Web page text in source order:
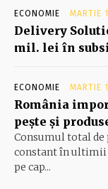
ECONOMIE MARTIE
Delivery
mil. lei în
ECONOMIE MARTIE
România
peşte şi
Consumul total
constant în ul­timii
pe cap...